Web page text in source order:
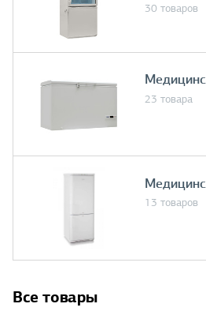
30 товаров
23 товара
13 товаров
Все товары